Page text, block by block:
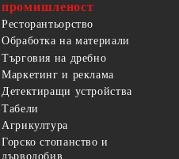
промишленост
Ресторантьорство
Обработка на материали
Търговия на дребно
Маркетинг и реклама
Детектиращи устройства
Табели
Агрикултура
Горско стопанство и
дърводобив